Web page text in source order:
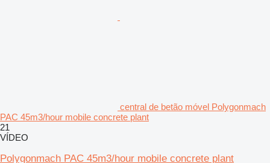
central de betão móvel Polygonmach
PAC 45m3/hour mobile concrete plant
21
VÍDEO
Polygonmach PAC 45m3/hour mobile concrete plant